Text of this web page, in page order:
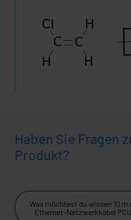
Haben Sie Fragen
Produkt?
Was möchtest du wissen 10 m
Ethernet-Netzwerkkabel